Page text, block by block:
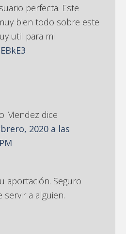
perfecta. Este
bien todo sobre este
util para mi
Mendez dice
2020 a las
aportación. Seguro
a alguien.